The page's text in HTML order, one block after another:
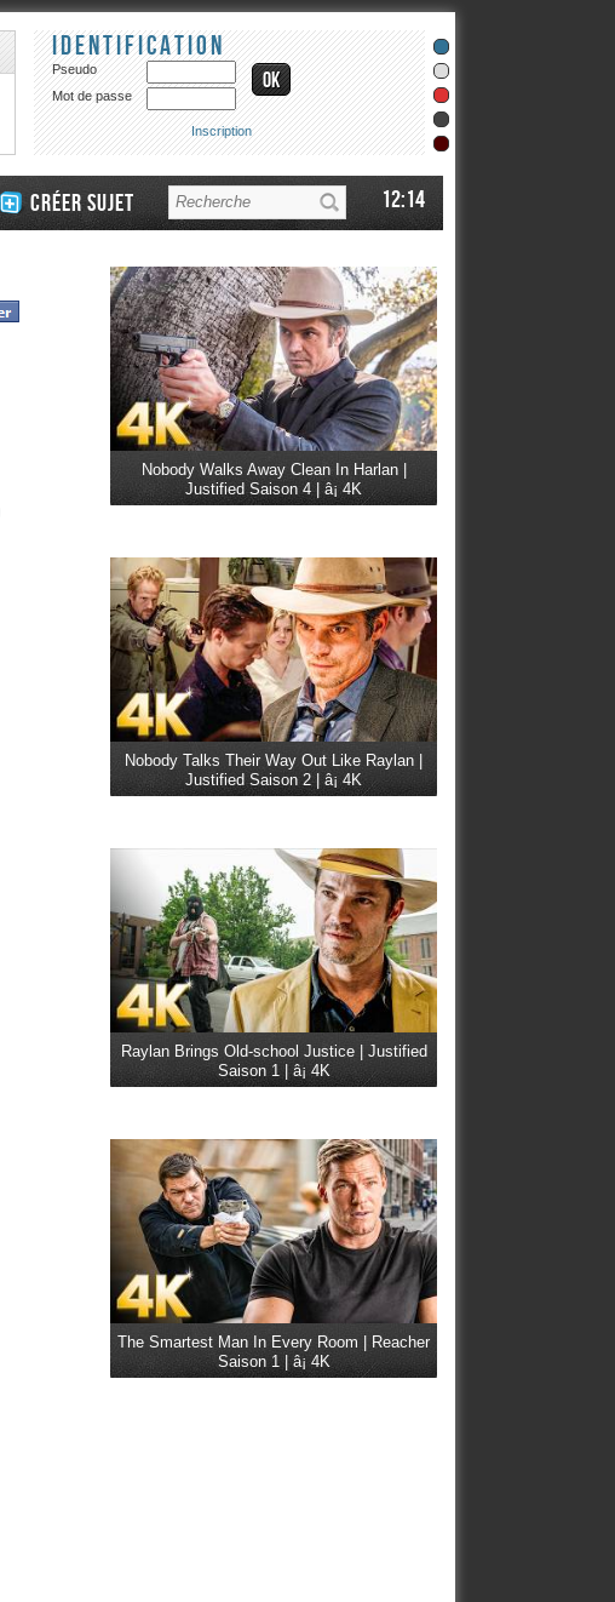
Identification
Pseudo
Mot de passe
Inscription
Créer sujet 12:14
Nobody Walks Away Clean In Harlan |
Justified Saison 4 | â¡ 4K
Nobody Talks Their Way Out Like Raylan |
Justified Saison 2 | â¡ 4K
Raylan Brings Old-school Justice | Justified
Saison 1 | â¡ 4K
The Smartest Man In Every Room | Reacher
Saison 1 | â¡ 4K